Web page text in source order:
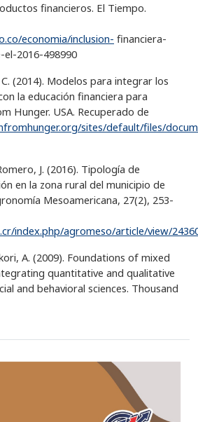
financieros. El Tiempo.
economia/inclusion- financiera-
2016-498990
(2014). Modelos para integrar los
la educación financiera para
Hunger. USA. Recuperado de
sites/default/files/
J. (2016). Tipología de
en la zona rural del municipio de
Mesoamericana, 27(2), 253-
index.php/agromeso/article/view/
A. (2009). Foundations of mixed
quantitative and qualitative
and behavioral sciences. Thousand